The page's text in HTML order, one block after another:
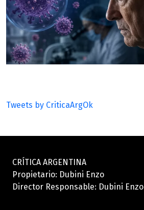
Tweets by CriticaArgOk
CRÍTICA ARGENTINA
Propietario: Dubini Enzo
Director Responsable: Dubini Enzo